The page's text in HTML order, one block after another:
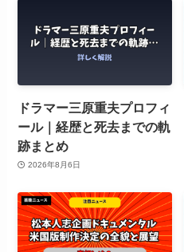
ドラマー三原重夫プロフィ
ール｜経歴と死去までの軌
跡まとめ
2026年8月6日